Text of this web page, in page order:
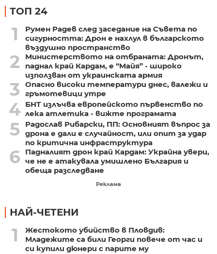
ТОП 24
1
Румен Радев след заседание на Съвета по
сигурността: Дрон е нахлул в българското
въздушно пространство
2
Министерството на отбраната: Дронът,
паднал край Кардам, е “Майя” - широко
използван от украинската армия
3
Опасно високи температури днес, валежи и
гръмотевици утре
4 БНТ излъчва европейското първенство по
лека атлетика - вижте програмата
5
Радослав Рибарски, ПП: Основният въпрос за
дрона е дали е случайност, или опит за удар
по критична инфраструктура
6
Падналият дрон край Кардам: Украйна увери,
че не е атакувала умишлено България и
обеща разследване
Реклама
НАЙ-ЧЕТЕНИ
1
Жестокото убийство в Пловдив:
Младежите са били Георги повече от час и
си купили дюнери с парите му